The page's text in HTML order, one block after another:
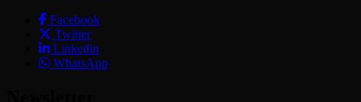
Facebook
Twitter
Linkedin
WhatsApp